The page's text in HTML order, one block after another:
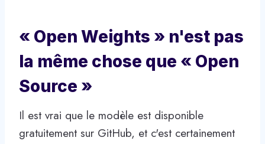
« Open Weights » n'est pas
la même chose que « Open
Source »
Il est vrai que le modèle est disponible
gratuitement sur GitHub, et c'est certainement